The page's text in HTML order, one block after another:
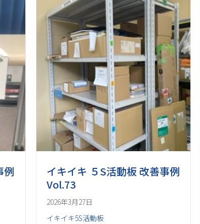
例
イキイキ ５S活動板 改善事例
Vol.73
2026年3月27日
イキイキ5S活動板